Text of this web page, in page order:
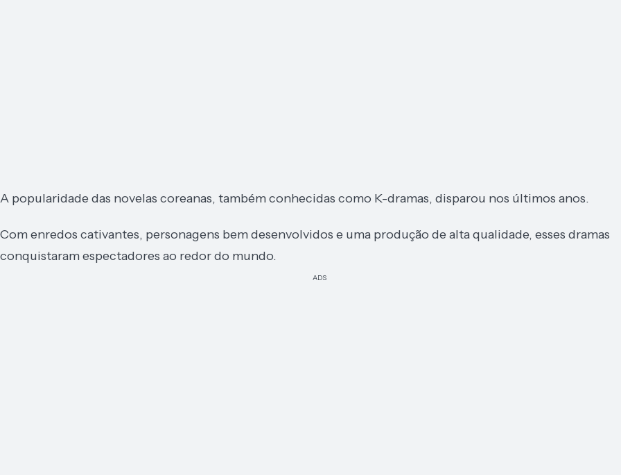
A popularidade das novelas coreanas, também conhecidas como K-dramas, disparou nos últimos anos.
Com enredos cativantes, personagens bem desenvolvidos e uma produção de alta qualidade, esses dramas
conquistaram espectadores ao redor do mundo.
ADS